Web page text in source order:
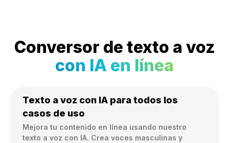
Conversor de texto a voz
con IA en línea
Texto a voz con IA para todos los
casos de uso
Mejora tu contenido en línea usando nuestro
texto a voz con IA. Crea voces masculinas y